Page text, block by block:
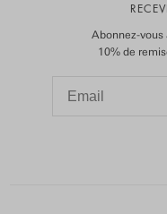
Abonnez-vous
10% de